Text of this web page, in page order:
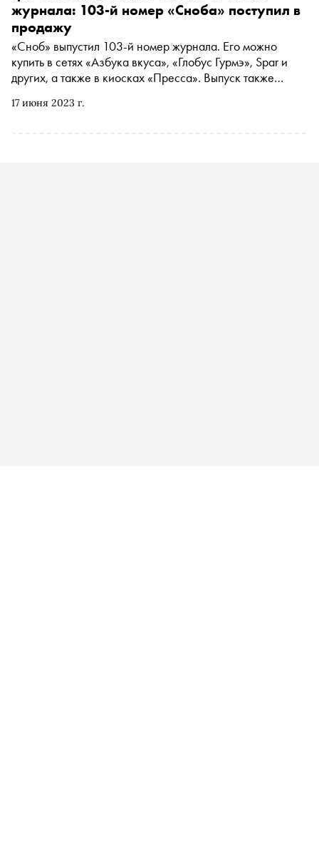
17 июня 2023 г.
журнала: 103-й номер «Сноба» поступил в
продажу
«Сноб» выпустил 103-й номер журнала. Его можно
купить в сетях «Азбука вкуса», «Глобус Гурмэ», Spar и
других, а также в киосках «Пресса». Выпуск также